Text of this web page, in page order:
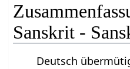
Sanskrit -
Deutsch